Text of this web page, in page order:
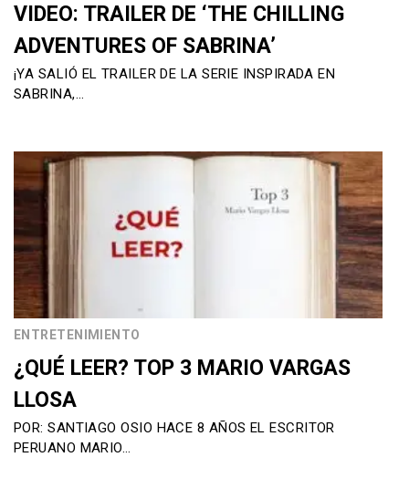
VIDEO: TRAILER DE ‘THE CHILLING
ADVENTURES OF SABRINA’
¡YA SALIÓ EL TRAILER DE LA SERIE INSPIRADA EN
SABRINA,…
ENTRETENIMIENTO
¿QUÉ LEER? TOP 3 MARIO VARGAS
LLOSA
POR: SANTIAGO OSIO HACE 8 AÑOS EL ESCRITOR
PERUANO MARIO…